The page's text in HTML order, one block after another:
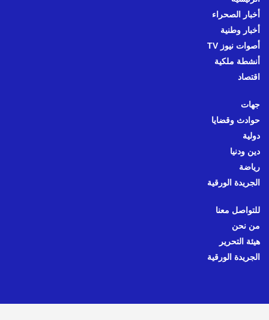
أخبار الصحراء
أخبار وطنية
أصوات نيوز TV
أنشطة ملكية
اقتصاد
جهات
حوادث وقضايا
دولية
دين ودنيا
رياضة
الجريدة الورقية
للتواصل معنا
من نحن
هيئة التحرير
الجريدة الورقية